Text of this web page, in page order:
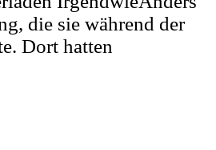
die sie während der
Dort hatten